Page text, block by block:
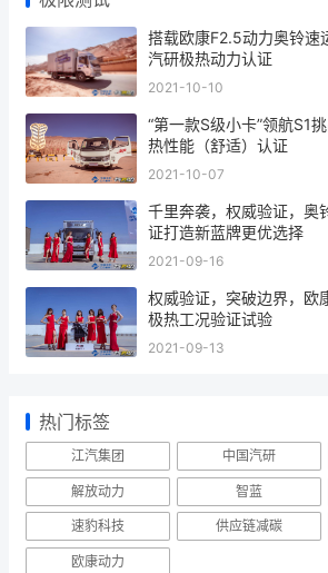
搭载欧康F2.5动力奥铃速
汽研极热动力认证
2021-10-10
“第一款S级小卡”领航S1
热性能（舒适）认证
2021-10-07
千里奔袭，权威验证，奥
证打造新蓝牌更优选择
2021-09-16
权威验证，突破边界，欧
极热工况验证试验
2021-09-13
热门标签
江汽集团 中国汽研
解放动力 智蓝
速豹科技 供应链减碳
欧康动力